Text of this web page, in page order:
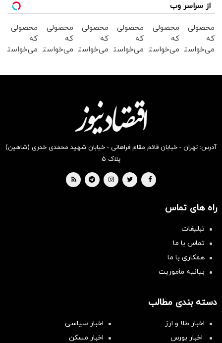
از سراسر وب
محصولی
که
می‌خواستی
محصولی
که
می‌خواستی
محصولی
که
می‌خواستی
بخر !
محصولی
که
می‌خواستی
بخر !
محصولی
که
می‌خواستی
محصولی
که
می‌خواستی
آدرس: تهران - خیابان قائم مقام فراهانی - خیابان شهید محمدی خدری (شاهین)
پلاک ۵
راه های تماس
تبلیغات
تماس با ما
همکاری با ما
بیانیه مأموریت
دسته بندی مطالب
اخبار طلا و ارز
اخبار سیاسی
اخبار بورس
اخبار مسکن